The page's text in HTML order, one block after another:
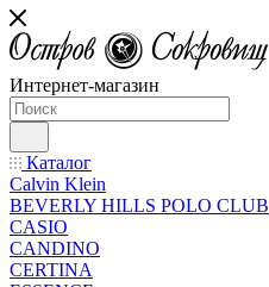
Интернет-магазин
Каталог
Calvin Klein
BEVERLY HILLS POLO CLUB
CASIO
CANDINO
CERTINA